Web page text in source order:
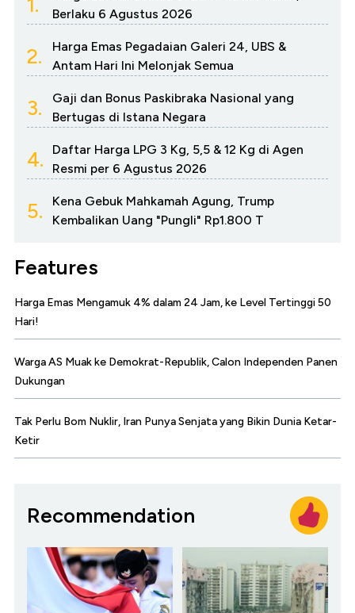
Berlaku 6 Agustus 2026
2.
Harga Emas Pegadaian Galeri 24, UBS &
Antam Hari Ini Melonjak Semua
3.
Gaji dan Bonus Paskibraka Nasional yang
Bertugas di Istana Negara
4.
Daftar Harga LPG 3 Kg, 5,5 & 12 Kg di Agen
Resmi per 6 Agustus 2026
5.
Kena Gebuk Mahkamah Agung, Trump
Kembalikan Uang "Pungli" Rp1.800 T
Features
Harga Emas Mengamuk 4% dalam 24 Jam, ke Level Tertinggi 50
Hari!
Warga AS Muak ke Demokrat-Republik, Calon Independen Panen
Dukungan
Tak Perlu Bom Nuklir, Iran Punya Senjata yang Bikin Dunia Ketar-
Ketir
Recommendation